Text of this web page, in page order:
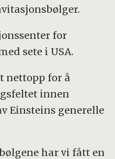
for
sete i USA.
nettopp for å
innen
Einsteins generelle
har vi fått en